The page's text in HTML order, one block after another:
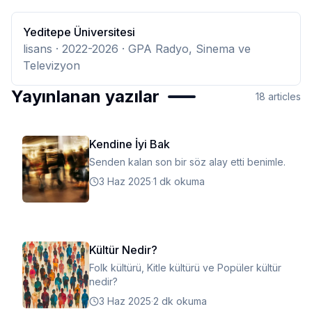
Yeditepe Üniversitesi
lisans · 2022-2026 · GPA Radyo, Sinema ve
Televizyon
Yayınlanan yazılar 18 articles
Kendine İyi Bak
Senden kalan son bir söz alay etti benimle.
3 Haz 2025·1 dk okuma
Kültür Nedir?
Folk kültürü, Kitle kültürü ve Popüler kültür
nedir?
3 Haz 2025·2 dk okuma